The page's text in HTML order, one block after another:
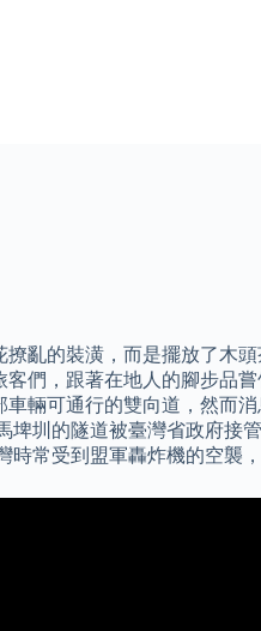
亂的裝潢，而是擺放了木
們，跟著在地人的腳步品
輛可通行的雙向道，然而
埤圳的隧道被臺灣省政府
常受到盟軍轟炸機的空襲